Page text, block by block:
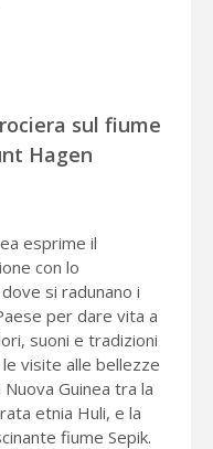
sul fiume
Hagen
esprime il
con lo
si radunano i
per dare vita a
suoni e tradizioni
visite alle bellezze
Guinea tra la
etnia Huli, e la
fiume Sepik.